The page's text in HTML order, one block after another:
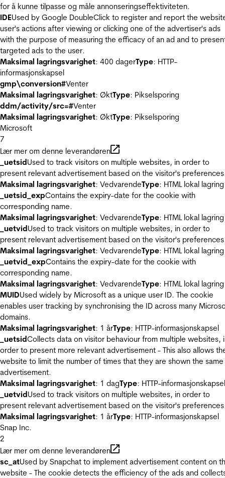
for å kunne tilpasse og måle annonseringseffektiviteten.
IDEUsed by Google DoubleClick to register and report the
user's actions after viewing or clicking one of the advertiser's ads
with the purpose of measuring the efficacy of an ad and to
targeted ads to the user.
Maksimal lagringsvarighet: 400 dagerType: HTTP-
informasjonskapsel
gmp\conversion#Venter
Maksimal lagringsvarighet: ØktType: Pikselsporing
ddm/activity/src=#Venter
Maksimal lagringsvarighet: ØktType: Pikselsporing
Microsoft
7
Lær mer om denne leverandøren
_uetsidUsed to track visitors on multiple websites, in order to
present relevant advertisement based on the visitor's
Maksimal lagringsvarighet: VedvarendeType: HTML lokal lagring
_uetsid_expContains the expiry-date for the cookie with
corresponding name.
Maksimal lagringsvarighet: VedvarendeType: HTML lokal lagring
_uetvidUsed to track visitors on multiple websites, in order to
present relevant advertisement based on the visitor's
Maksimal lagringsvarighet: VedvarendeType: HTML lokal lagring
_uetvid_expContains the expiry-date for the cookie with
corresponding name.
Maksimal lagringsvarighet: VedvarendeType: HTML lokal lagring
MUIDUsed widely by Microsoft as a unique user ID. The cookie
enables user tracking by synchronising the ID across many
domains.
Maksimal lagringsvarighet: 1 årType: HTTP-informasjonskapsel
_uetsidCollects data on visitor behaviour from multiple websites,
order to present more relevant advertisement - This also allows
website to limit the number of times that they are shown the same
advertisement.
Maksimal lagringsvarighet: 1 dagType: HTTP-informasjonskapsel
_uetvidUsed to track visitors on multiple websites, in order to
present relevant advertisement based on the visitor's
Maksimal lagringsvarighet: 1 årType: HTTP-informasjonskapsel
Snap Inc.
2
Lær mer om denne leverandøren
sc_atUsed by Snapchat to implement advertisement content on
website - The cookie detects the efficiency of the ads and